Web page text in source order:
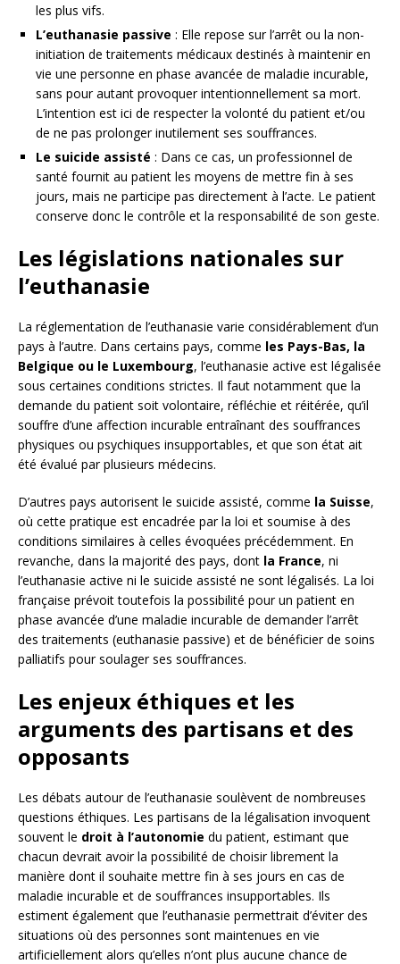
les plus vifs.
L’euthanasie passive : Elle repose sur l’arrêt ou la non-
initiation de traitements médicaux destinés à maintenir en
vie une personne en phase avancée de maladie incurable,
sans pour autant provoquer intentionnellement sa mort.
L’intention est ici de respecter la volonté du patient et/ou
de ne pas prolonger inutilement ses souffrances.
Le suicide assisté : Dans ce cas, un professionnel de
santé fournit au patient les moyens de mettre fin à ses
jours, mais ne participe pas directement à l’acte. Le patient
conserve donc le contrôle et la responsabilité de son geste.
Les législations nationales sur
l’euthanasie
La réglementation de l’euthanasie varie considérablement d’un
pays à l’autre. Dans certains pays, comme les Pays-Bas, la
Belgique ou le Luxembourg, l’euthanasie active est légalisée
sous certaines conditions strictes. Il faut notamment que la
demande du patient soit volontaire, réfléchie et réitérée, qu’il
souffre d’une affection incurable entraînant des souffrances
physiques ou psychiques insupportables, et que son état ait
été évalué par plusieurs médecins.
D’autres pays autorisent le suicide assisté, comme la Suisse,
où cette pratique est encadrée par la loi et soumise à des
conditions similaires à celles évoquées précédemment. En
revanche, dans la majorité des pays, dont la France, ni
l’euthanasie active ni le suicide assisté ne sont légalisés. La loi
française prévoit toutefois la possibilité pour un patient en
phase avancée d’une maladie incurable de demander l’arrêt
des traitements (euthanasie passive) et de bénéficier de soins
palliatifs pour soulager ses souffrances.
Les enjeux éthiques et les
arguments des partisans et des
opposants
Les débats autour de l’euthanasie soulèvent de nombreuses
questions éthiques. Les partisans de la légalisation invoquent
souvent le droit à l’autonomie du patient, estimant que
chacun devrait avoir la possibilité de choisir librement la
manière dont il souhaite mettre fin à ses jours en cas de
maladie incurable et de souffrances insupportables. Ils
estiment également que l’euthanasie permettrait d’éviter des
situations où des personnes sont maintenues en vie
artificiellement alors qu’elles n’ont plus aucune chance de